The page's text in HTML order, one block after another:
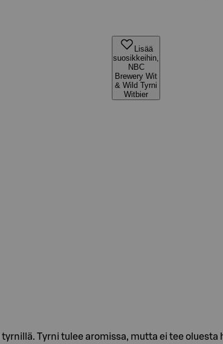
Lisää
suosikkeihin,
NBC
Brewery Wit
& Wild Tyrni
Witbier
Tyrni tulee aromissa, mutta ei tee oluesta